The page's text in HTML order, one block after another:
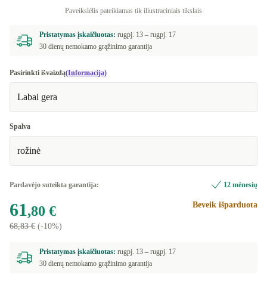
Paveikslėlis pateikiamas tik iliustraciniais tikslais
Pristatymas įskaičiuotas: rugpj. 13 – rugpj. 17
30 dienų nemokamo grąžinimo garantija
Pasirinkti išvaizdą(Informacija)
Labai gera
Spalva
rožinė
Pardavėjo suteikta garantija: 12 mėnesių
61,80 €
68,83 € (-10%)
Beveik išparduota
Pristatymas įskaičiuotas: rugpj. 13 – rugpj. 17
30 dienų nemokamo grąžinimo garantija